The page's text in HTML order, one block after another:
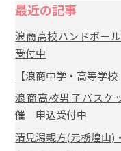
最近の記事
浪商高校ハンドボ
受付中
【浪商中学・高等学
浪商高校男子バス
催 申込受付中
清見潟親方(元栃煌山